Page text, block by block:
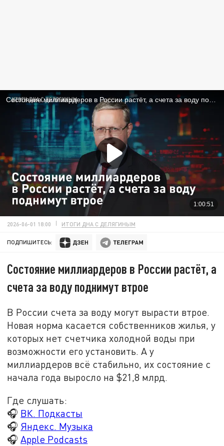
2026-06-01 18:00 ИТОГИ ДНА С ДЕЛЯГИНЫМ
ПОДПИШИТЕСЬ:
Состояние миллиардеров в России растёт, а
счета за воду поднимут втрое
В России счета за воду могут вырасти втрое.
Новая норма касается собственников жилья, у
которых нет счетчика холодной воды при
возможности его установить. А у
миллиардеров всё стабильно, их состояние с
начала года выросло на $21,8 млрд.
Где слушать:
🎧 ВК. Подкасты
🎧 Яндекс. Музыка
🎧 Apple Podcasts